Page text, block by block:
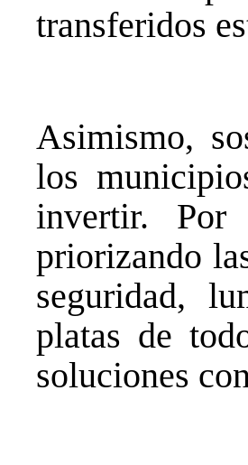
transferidos
Asimismo,
los
invertir.
priorizando
seguridad,
platas de
soluciones